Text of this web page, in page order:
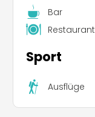
Bar
Restaurant
Sport
Ausflüge